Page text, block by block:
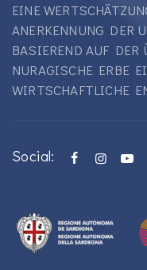
EINE
ANERKENNUNG DER
BASIEREND AUF DER
NURAGISCHE ERBE
WIRTSCHAFTLICHE
Social: